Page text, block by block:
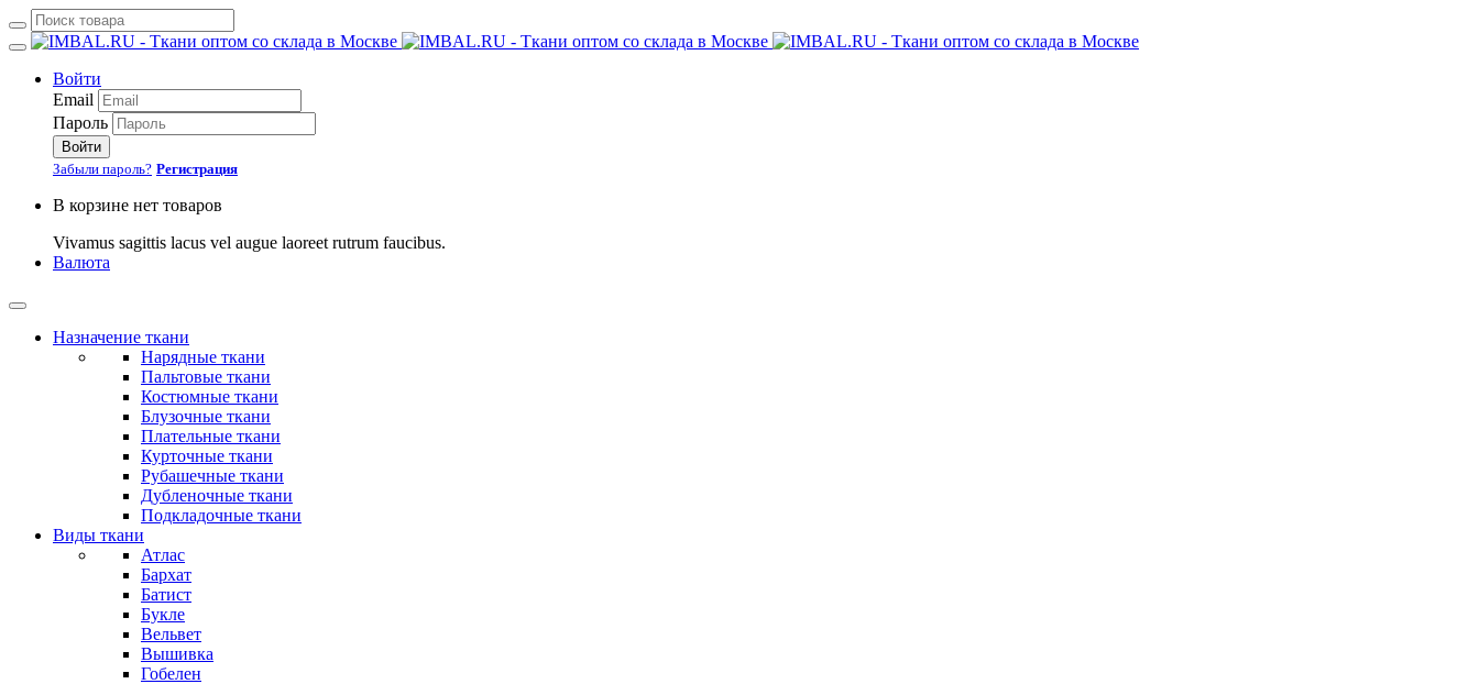
Войти
Email
Пароль
Войти
Забыли пароль? Регистрация
В корзине нет товаров
Vivamus sagittis lacus vel augue laoreet rutrum faucibus.
Валюта
Назначение ткани
Нарядные ткани
Пальтовые ткани
Костюмные ткани
Блузочные ткани
Плательные ткани
Курточные ткани
Рубашечные ткани
Дубленочные ткани
Подкладочные ткани
Виды ткани
Атлас
Бархат
Батист
Букле
Вельвет
Вышивка
Гобелен